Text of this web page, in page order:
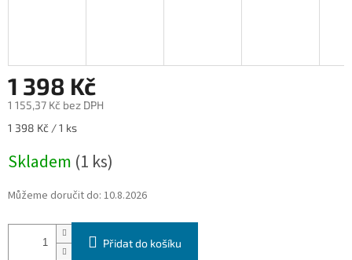
1 398 Kč
1 155,37 Kč bez DPH
Měrná
1 398 Kč / 1 ks
Skladem (1 ks)
Můžeme doručit do: 10.8.2026
Přidat do košíku